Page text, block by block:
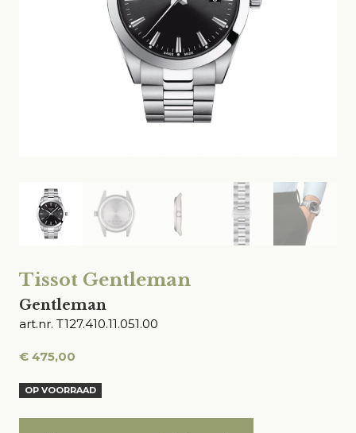
Tissot Gentleman
Gentleman
art.nr. T127.410.11.051.00
€ 475,00
OP VOORRAAD